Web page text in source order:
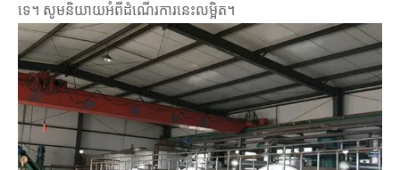
ទេ។ សូមនិយាយអំពីដំណើរការនេះលម្អិត។